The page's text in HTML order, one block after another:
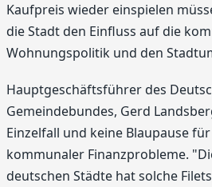
Kaufpreis wieder einspielen
die Stadt den Einfluss auf die
Wohnungspolitik und den
Hauptgeschäftsführer des
Gemeindebundes, Gerd
Einzelfall und keine Blaupause
kommunaler Finanzprobleme.
deutschen Städte hat solche